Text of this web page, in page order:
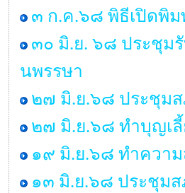
๓ ก.ค.๖๘ พิธีเปิดพิ
๓๐ มิ.ย. ๖๘ ประชุม
นพรรษา
๒๗ มิ.ย.๖๘ ประชุม
๒๗ มิ.ย.๖๘ ทำบุญเลี้
๑๙ มิ.ย.๖๘ ทำควา
๑๓ มิ.ย.๖๘ ประชุมส